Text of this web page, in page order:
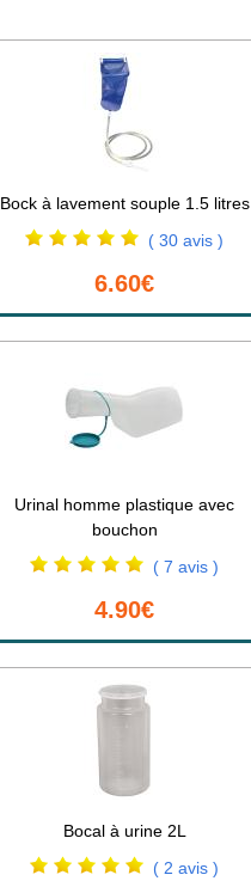
Bock à lavement souple 1.5 litres
( 30 avis )
6.60€
Urinal homme plastique avec
bouchon
( 7 avis )
4.90€
Bocal à urine 2L
( 2 avis )